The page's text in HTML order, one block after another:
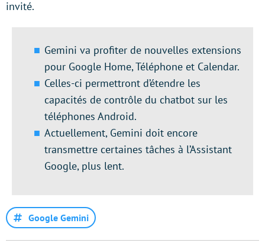
invité.
Gemini va profiter de nouvelles extensions
pour Google Home, Téléphone et Calendar.
Celles-ci permettront d’étendre les
capacités de contrôle du chatbot sur les
téléphones Android.
Actuellement, Gemini doit encore
transmettre certaines tâches à l’Assistant
Google, plus lent.
Google Gemini